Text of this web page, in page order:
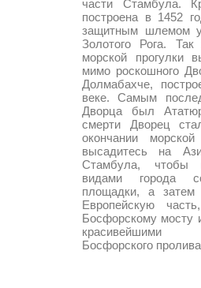
части Стамбула.
построена в 1452
защитным шлемом
Золотого Рога.
морской прогулки
мимо роскошного
Долмабахче,
веке. Самым
Дворца был
смерти Дворец
окончании
высадитесь на
Стамбула, чтобы
видами города
площадки, а затем
Европейскую
Босфорскому мосту
красивейшими
Босфорского